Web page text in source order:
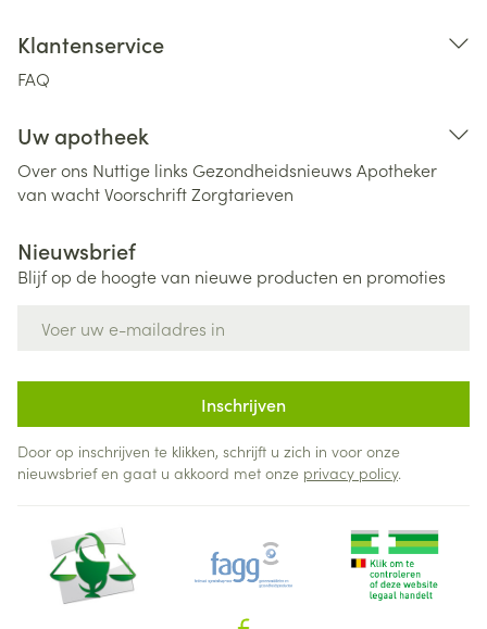
Klantenservice
FAQ
Uw apotheek
Over ons Nuttige links Gezondheidsnieuws Apotheker
van wachtVoorschriftZorgtarieven
Nieuwsbrief
Blijf op de hoogte van nieuwe producten en promoties
Inschrijven
Door op inschrijven te klikken, schrijft u zich in voor onze
nieuwsbrief en gaat u akkoord met onze privacy policy.